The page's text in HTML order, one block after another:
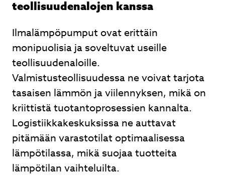
teollisuudenalojen kanssa
Ilmalämpöpumput ovat erittäin
monipuolisia ja soveltuvat useille
teollisuudenaloille.
Valmistusteollisuudessa ne voivat tarjota
tasaisen lämmön ja viilennyksen, mikä on
kriittistä tuotantoprosessien kannalta.
Logistiikkakeskuksissa ne auttavat
pitämään varastotilat optimaalisessa
lämpötilassa, mikä suojaa tuotteita
lämpötilan vaihteluilta.